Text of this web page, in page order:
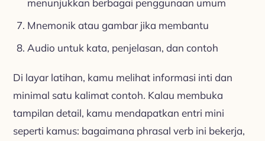
Mnemonik atau gambar jika membantu
Audio untuk kata, penjelasan, dan contoh
Di layar latihan, kamu melihat informasi inti dan
minimal satu kalimat contoh. Kalau membuka
tampilan detail, kamu mendapatkan entri mini
seperti kamus: bagaimana phrasal verb ini bekerja,